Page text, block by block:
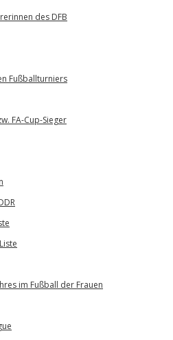
des DFB
Fußballturniers
FA-Cup-Sieger
im Fußball der Frauen